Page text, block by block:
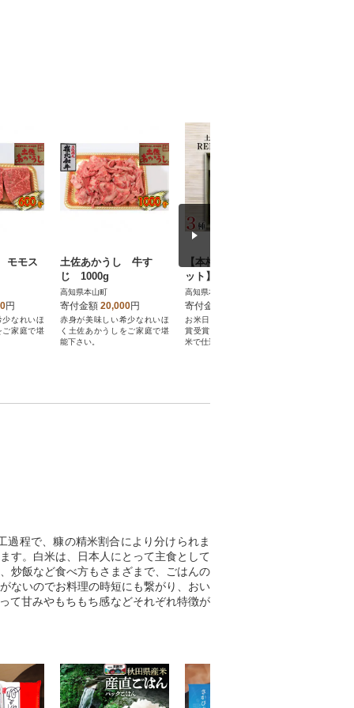
モモス
円
なれいほ
ご家庭で堪
土佐あかうし 牛す
じ 1000g
高知県本山町
寄付金額 20,000円
赤身が美味しい希少なれいほ
く土佐あかうしをご家庭で堪
能下さい。
【本格米焼酎・泡盛セ
ット】天空の郷玄米仕
込1本・白米仕込1本・
土佐泡盛REIHOKU1本
高知県本山町
寄付金額
お米日本一コンテスト最優秀
賞受賞米「土佐天空の郷」中
米で仕込んだ本格焼酎・泡盛!
程で、糠の精米割合により分けられま
す。白米は、日本人にとって主食として
炒飯など食べ方もさまざまで、ごはんの
ないのでお料理の時短にも繋がり、おい
て甘みやもちもち感などそれぞれ特徴が